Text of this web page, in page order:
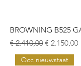
BROWNING B525
Normale prijs
€ 2.410,00 € 2.150,00
Occ nieuwstaat